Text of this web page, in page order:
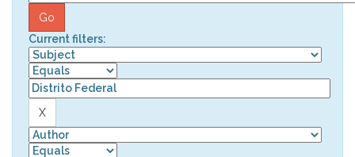
Current filters: